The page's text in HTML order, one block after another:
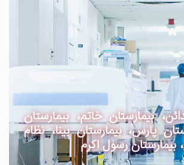
بیمارستان خاتم، بیمارستان
پارس، بیمارستان بینا، نظام
رسول اکرم